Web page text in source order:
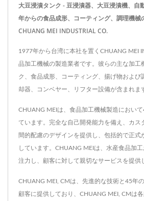
大豆浸漬タンク - 豆浸漬器、大豆浸漬機、
年からの食品成形、コーティング、調理機
CHUANG MEI INDUSTRIAL CO.
1977年から台湾に本社を置くCHUANG MEI
品加工機械の製造業者です。彼らの主な加工
ク、食品成形、コーティング、揚げ物および
却器、コンベヤー、リフター設備が含まれま
CHUANG MEIは、食品加工機械製造におい
ています。完全な自己開発能力を備え、カス
間的配慮のデザインを提供し、包括的で正式
しています。CHUANG MEIは、水産食品加
注力し、顧客に対して親切なサービスを提供
CHUANG MEI, CMは、先進的な技術と45年
顧客に提供しており、CHUANG MEI, CMは